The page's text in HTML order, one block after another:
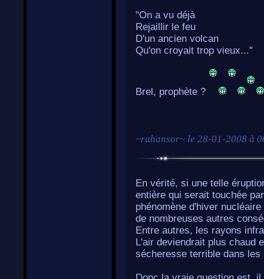
"On a vu déjà
Rejaillir le feu
D'un ancien volcan
Qu'on croyait trop vieux..."
Brel, prophète ?
~rahansor~ le 28-01-2008 à
En vérité, si une telle
entière qui serait touchée
phénomène d'hiver
de nombreuses autres
Entre autres, les rayons
L'air deviendrait plus chaud
sécheresse terrible dans